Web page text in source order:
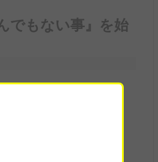
でもない事』を始